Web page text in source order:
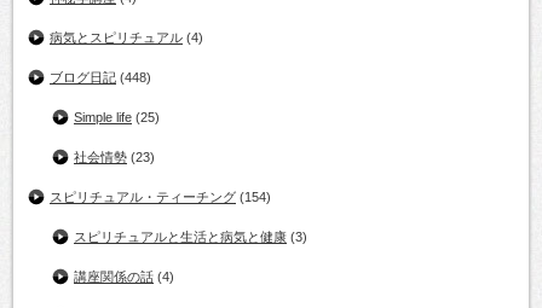
病気とスピリチュアル (4)
ブログ日記 (448)
Simple life (25)
社会情勢 (23)
スピリチュアル・ティーチング (154)
スピリチュアルと生活と病気と健康 (3)
講座関係の話 (4)